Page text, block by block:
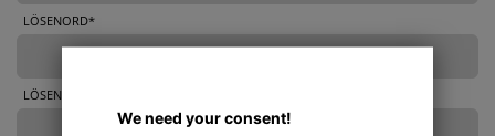
LÖSENORD*
LÖSENORDSBEKRÄFTELSE*
We need your consent!